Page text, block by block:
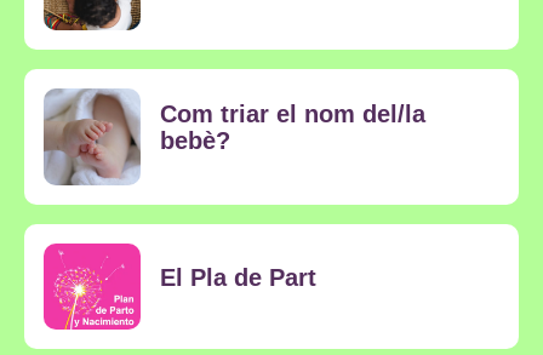
Com triar el nom del/la
bebè?
El Pla de Part